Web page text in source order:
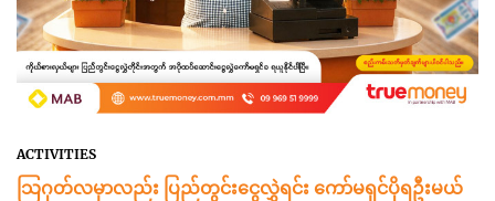
ACTIVITIES
သြဂုတ်လမှာလည်း ပြည်တွင်းငွေလွှဲရင်း ကော်မရှင်ပိုရဦးမယ်